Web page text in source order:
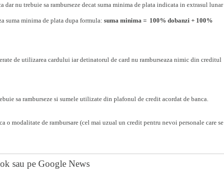
nu trebuie sa ramburseze decat suma minima de plata indicata in extrasul lunar
suma minima de plata dupa formula: suma minima = 100% dobanzi + 100%
de utilizarea cardului iar detinatorul de card nu ramburseaza nimic din creditul
sa ramburseze si sumele utilizate din plafonul de credit acordat de banca.
o modalitate de rambursare (cel mai uzual un credit pentru nevoi personale care se
sau pe Google News